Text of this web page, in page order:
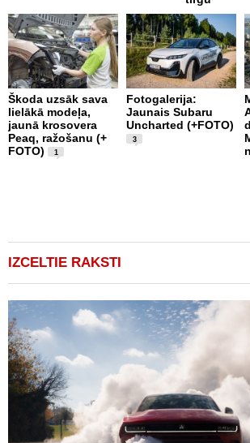
Škoda uzsāk sava
lielākā modeļa,
jaunā krosovera
Peaq, ražošanu (+
FOTO)
1
Fotogalerija:
Jaunais Subaru
Uncharted (+FOTO)
3
IZCELTIE RAKSTI